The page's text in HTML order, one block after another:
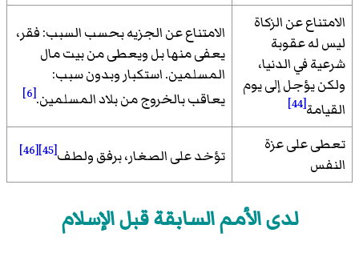
الامتناع عن الزكاة
ليس له عقوبة
شرعية في الدنيا،
ولكن يؤجل إلى يوم
القيامة[44]
الامتناع عن الجزيه بحسب السبب: فقر،
يعفى منها بل ويعطى من بيت مال
المسلمين. استكبار وبدون سبب:
يعاقب بالخروج من بلاد المسلمين.[6]
تعطى على عزة
النفس
تؤخد على الصغار، برفق ولطف[45]
[46]
لدى الأمم السابقة قبل الإسلام